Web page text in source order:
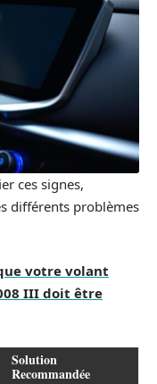
ces signes,
différents problèmes
votre volant
III doit être
Solution
Recommandée